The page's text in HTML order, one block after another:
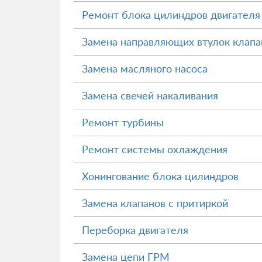
Ремонт блока цилиндров двигателя
Замена направляющих втулок
Замена масляного насоса
Замена свечей накаливания
Ремонт турбины
Ремонт системы охлаждения
Хонингование блока цилиндров
Замена клапанов с притиркой
Переборка двигателя
Замена цепи ГРМ